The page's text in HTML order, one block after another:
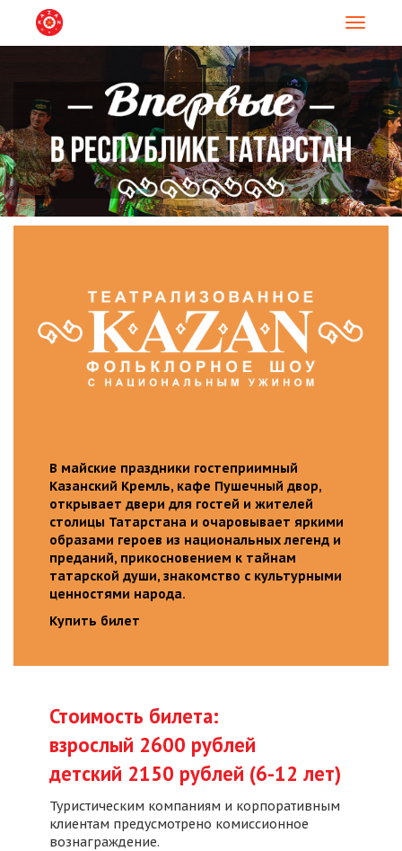
В майские праздники гостеприимный
Казанский Кремль, кафе Пушечный двор,
открывает двери для гостей и жителей
столицы Татарстана и очаровывает яркими
образами героев из национальных легенд и
преданий, прикосновением к тайнам
татарской души, знакомство с культурными
ценностями народа.
Купить билет
Стоимость билета:
взрослый 2600 рублей
детский 2150 рублей (6-12 лет)
Туристическим компаниям и корпоративным
клиентам предусмотрено комиссионное
вознаграждение.